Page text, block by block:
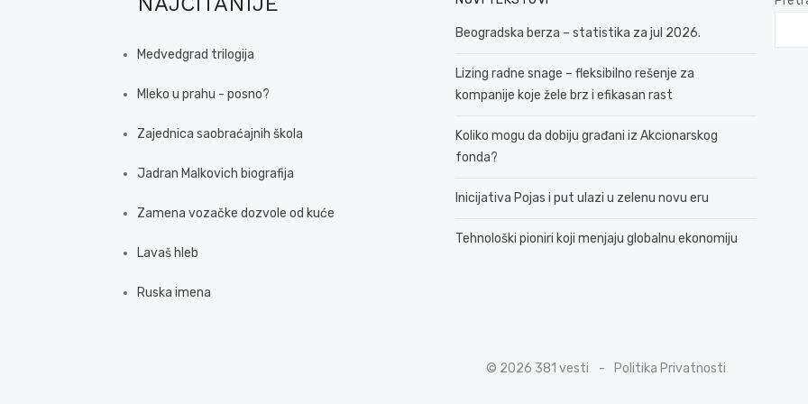
Medvedgrad trilogija
Mleko u prahu - posno?
Zajednica saobraćajnih škola
Jadran Malkovich biografija
Zamena vozačke dozvole od kuće
Lavaš hleb
Ruska imena
Beogradska berza – statistika za jul 2026.
Lizing radne snage – fleksibilno rešenje za
kompanije koje žele brz i efikasan rast
Koliko mogu da dobiju građani iz Akcionarskog
fonda?
Inicijativa Pojas i put ulazi u zelenu novu eru
Tehnološki pioniri koji menjaju globalnu ekonomiju
© 2026 381 vesti Politika Privatnosti